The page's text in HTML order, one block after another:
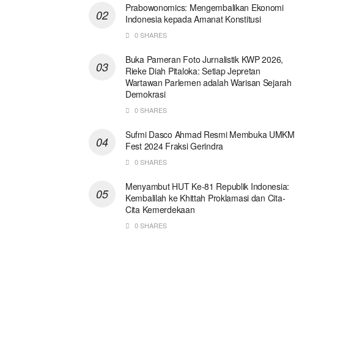
Prabowonomics: Mengembalikan Ekonomi
Indonesia kepada Amanat Konstitusi
0 SHARES
Buka Pameran Foto Jurnalistik KWP 2026,
Rieke Diah Pitaloka: Setiap Jepretan
Wartawan Parlemen adalah Warisan Sejarah
Demokrasi
0 SHARES
Sufmi Dasco Ahmad Resmi Membuka UMKM
Fest 2024 Fraksi Gerindra
0 SHARES
Menyambut HUT Ke-81 Republik Indonesia:
Kembalilah ke Khittah Proklamasi dan Cita-
Cita Kemerdekaan
0 SHARES